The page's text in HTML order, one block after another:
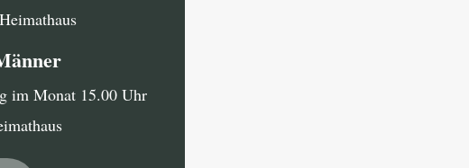
im Monat 15.00 Uhr